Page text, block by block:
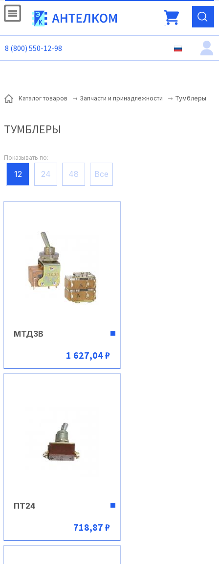
8 (800) 550-12-98
Каталог товаров Запчасти и принадлежности Тумблеры
ТУМБЛЕРЫ
Показывать по:
12 24 48 Все
В корзину
МТД3В
1 627,04 ₽
В корзину
ПТ24
718,87 ₽